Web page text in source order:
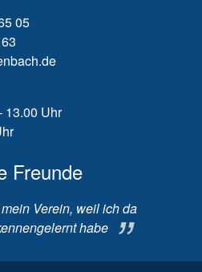
05
13.00 Uhr
Freunde
Verein, weil ich da
habe